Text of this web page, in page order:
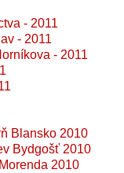
- 2011
- 2011
- 2011
Blansko 2010
Bydgošť 2010
2010